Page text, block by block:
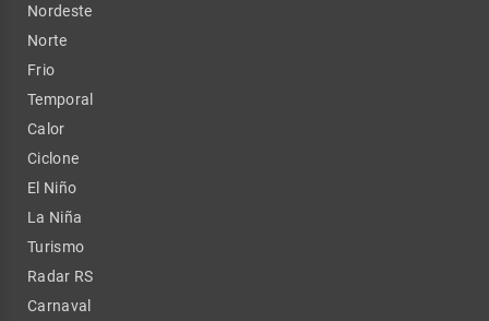
Nordeste
Norte
Frio
Temporal
Calor
Ciclone
El Niño
La Niña
Turismo
Radar RS
Carnaval